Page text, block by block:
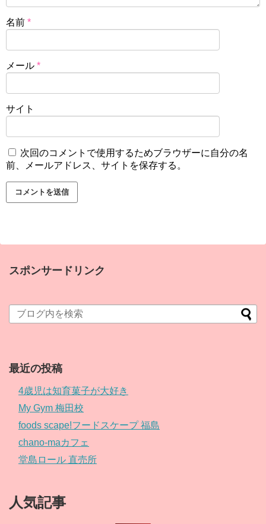
名前 *
メール *
サイト
次回のコメントで使用するためブラウザーに自分の名
前、メールアドレス、サイトを保存する。
スポンサードリンク
最近の投稿
4歳児は知育菓子が大好き
My Gym 梅田校
foods scape!フードスケープ 福島
chano-maカフェ
堂島ロール 直売所
人気記事